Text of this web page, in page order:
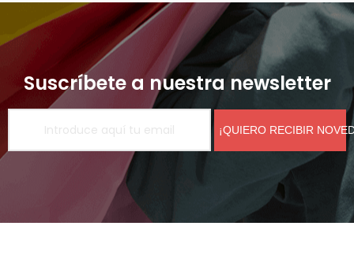
Suscríbete a nuestra newsletter
¡QUIERO RECIBIR